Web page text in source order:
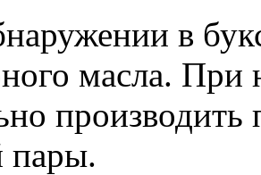
в
масла. При
пары.